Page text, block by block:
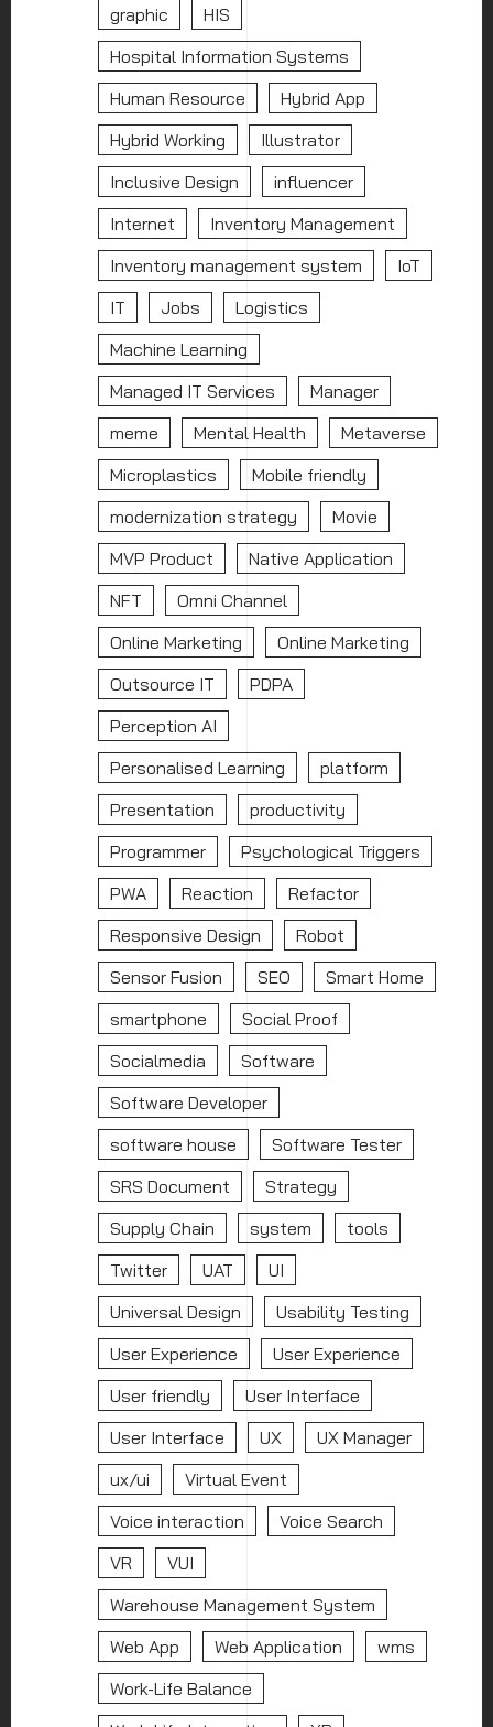
graphic
HIS
Hospital Information Systems
Human Resource
Hybrid App
Hybrid Working
Illustrator
Inclusive Design
influencer
Internet
Inventory Management
Inventory management system
IoT
IT
Jobs
Logistics
Machine Learning
Managed IT Services
Manager
meme
Mental Health
Metaverse
Microplastics
Mobile friendly
modernization strategy
Movie
MVP Product
Native Application
NFT
Omni Channel
Online Marketing
Online Marketing
Outsource IT
PDPA
Perception AI
Personalised Learning
platform
Presentation
productivity
Programmer
Psychological Triggers
PWA
Reaction
Refactor
Responsive Design
Robot
Sensor Fusion
SEO
Smart Home
smartphone
Social Proof
Socialmedia
Software
Software Developer
software house
Software Tester
SRS Document
Strategy
Supply Chain
system
tools
Twitter
UAT
UI
Universal Design
Usability Testing
User Experience
User Experience
User friendly
User Interface
User Interface
UX
UX Manager
ux/ui
Virtual Event
Voice interaction
Voice Search
VR
VUI
Warehouse Management System
Web App
Web Application
wms
Work-Life Balance